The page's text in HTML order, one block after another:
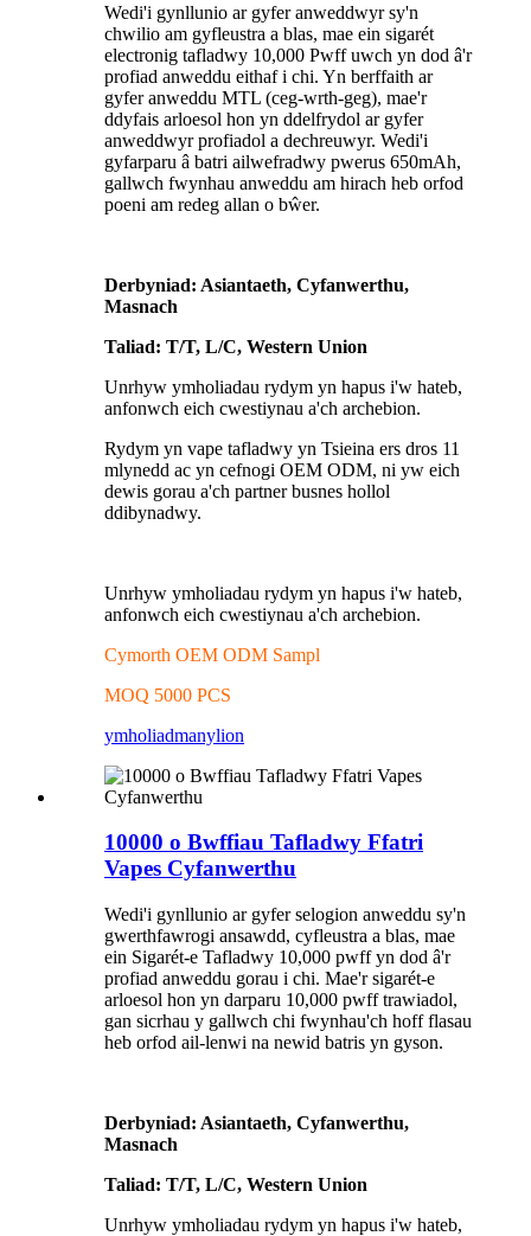
Wedi'i gynllunio ar gyfer anweddwyr sy'n
chwilio am gyfleustra a blas, mae ein sigarét
electronig tafladwy 10,000 Pwff uwch yn dod â'r
profiad anweddu eithaf i chi. Yn berffaith ar
gyfer anweddu MTL (ceg-wrth-geg), mae'r
ddyfais arloesol hon yn ddelfrydol ar gyfer
anweddwyr profiadol a dechreuwyr. Wedi'i
gyfarparu â batri ailwefradwy pwerus 650mAh,
gallwch fwynhau anweddu am hirach heb orfod
poeni am redeg allan o bŵer.
Derbyniad: Asiantaeth, Cyfanwerthu,
Masnach
Taliad: T/T, L/C, Western Union
Unrhyw ymholiadau rydym yn hapus i'w hateb,
anfonwch eich cwestiynau a'ch archebion.
Rydym yn vape tafladwy yn Tsieina ers dros 11
mlynedd ac yn cefnogi OEM ODM, ni yw eich
dewis gorau a'ch partner busnes hollol
ddibynadwy.
Unrhyw ymholiadau rydym yn hapus i'w hateb,
anfonwch eich cwestiynau a'ch archebion.
Cymorth OEM ODM Sampl
MOQ 5000 PCS
ymholiadmanylion
10000 o Bwffiau Tafladwy Ffatri
Vapes Cyfanwerthu
Wedi'i gynllunio ar gyfer selogion anweddu sy'n
gwerthfawrogi ansawdd, cyfleustra a blas, mae
ein Sigarét-e Tafladwy 10,000 pwff yn dod â'r
profiad anweddu gorau i chi. Mae'r sigarét-e
arloesol hon yn darparu 10,000 pwff trawiadol,
gan sicrhau y gallwch chi fwynhau'ch hoff flasau
heb orfod ail-lenwi na newid batris yn gyson.
Derbyniad: Asiantaeth, Cyfanwerthu,
Masnach
Taliad: T/T, L/C, Western Union
Unrhyw ymholiadau rydym yn hapus i'w hateb,